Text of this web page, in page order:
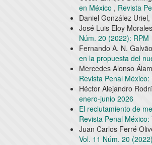
en México , Revista
Daniel González Uriel,
José Luis Eloy
Núm. 20 (2022): RPM
Fernando A. N.
en la propuesta del
Mercedes Alonso
Revista Penal
Héctor Alejandro
enero-junio 2026
El reclutamiento de
Revista Penal
Juan Carlos Ferré
Vol. 11 Núm. 20